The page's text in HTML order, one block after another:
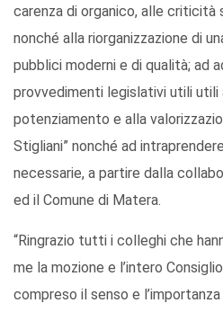
carenza di organico, alle criticità
nonché alla riorganizzazione di
pubblici moderni e di qualità; ad
provvedimenti legislativi utili utili
potenziamento e alla
Stigliani” nonché ad
necessarie, a partire dalla
ed il Comune di Matera.
“Ringrazio tutti i colleghi che
me la mozione e l’intero
compreso il senso e